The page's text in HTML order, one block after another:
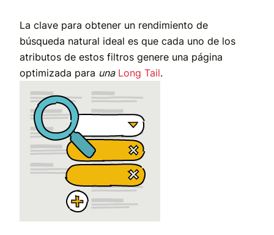
La clave para obtener un rendimiento de
búsqueda natural ideal es que cada uno de los
atributos de estos filtros genere una página
optimizada para una Long Tail.